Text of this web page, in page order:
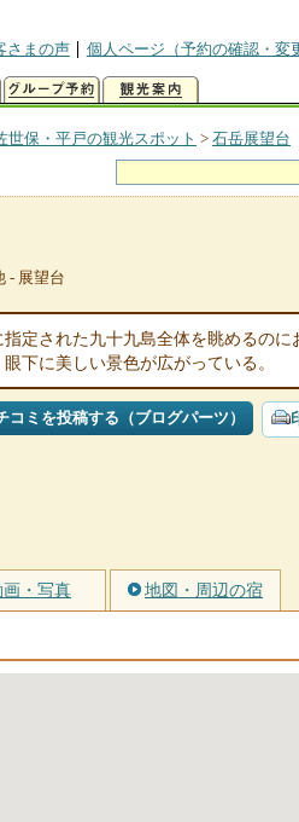
さまの声
個人ページ（予約の確認・変
世保・平戸の観光スポット > 石岳展望台
- 展望台
定された九十九島全体を眺めるの
下に美しい景色が広がっている。
コミを投稿する（ブログパーツ）
画・写真 地図・周辺の宿